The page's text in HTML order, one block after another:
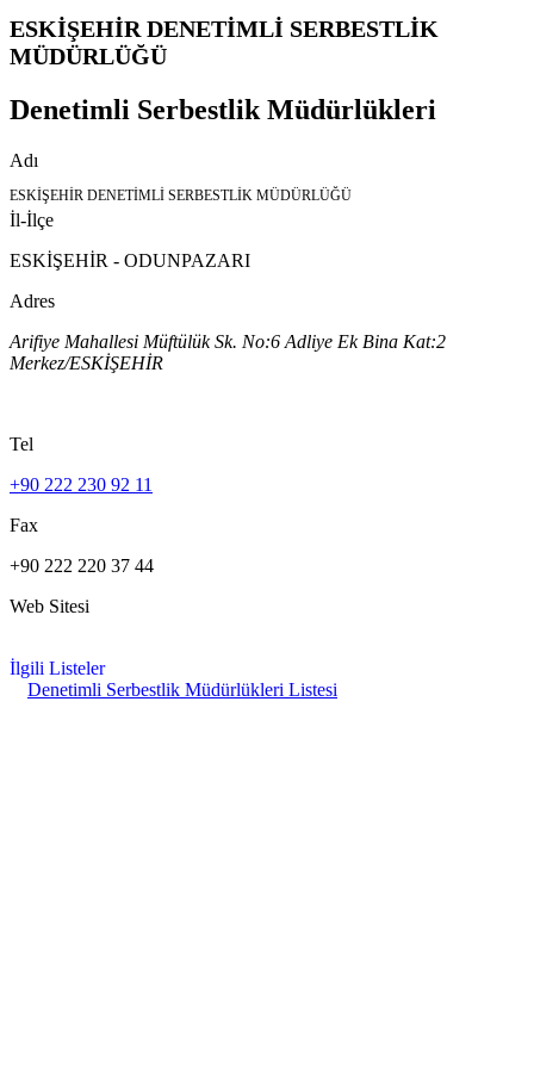
ESKİŞEHİR DENETİMLİ SERBESTLİK
MÜDÜRLÜĞÜ
Denetimli Serbestlik Müdürlükleri
Adı
ESKİŞEHİR DENETİMLİ SERBESTLİK MÜDÜRLÜĞÜ
İl-İlçe
ESKİŞEHİR - ODUNPAZARI
Adres
Arifiye Mahallesi Müftülük Sk. No:6 Adliye Ek Bina Kat:2
Merkez/ESKİŞEHİR
Tel
+90 222 230 92 11
Fax
+90 222 220 37 44
Web Sitesi
İlgili Listeler
Denetimli Serbestlik Müdürlükleri Listesi